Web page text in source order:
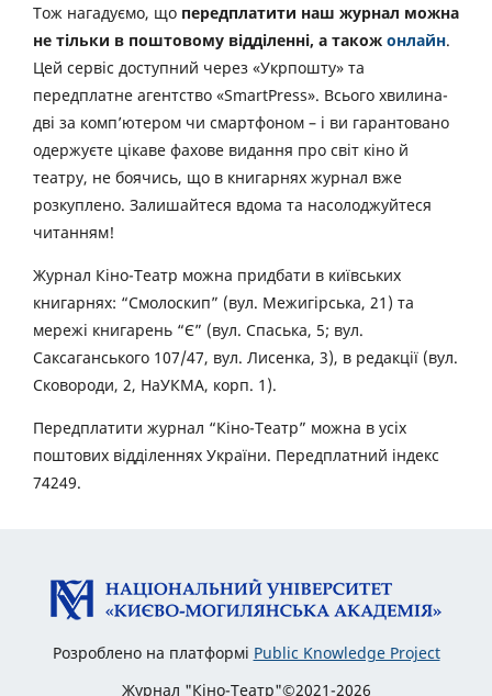
Тож нагадуємо, що передплатити наш журнал можна
не тільки в поштовому відділенні, а також онлайн.
Цей сервіс доступний через «Укрпошту» та
передплатне агентство «SmartPress». Всього хвилина-
дві за комп’ютером чи смартфоном – і ви гарантовано
одержуєте цікаве фахове видання про світ кіно й
театру, не боячись, що в книгарнях журнал вже
розкуплено. Залишайтеся вдома та насолоджуйтеся
читанням!
Журнал Кіно-Театр можна придбати в київських
книгарнях: “Смолоскип” (вул. Межигірська, 21) та
мережі книгарень “Є” (вул. Спаська, 5; вул.
Саксаганського 107/47, вул. Лисенка, 3), в редакції (вул.
Сковороди, 2, НаУКМА, корп. 1).
Передплатити журнал “Кіно-Театр” можна в усіх
поштових відділеннях України. Передплатний індекс
74249.
Розроблено на платформі Public Knowledge Project
Журнал "Кіно-Театр"©2021-2026